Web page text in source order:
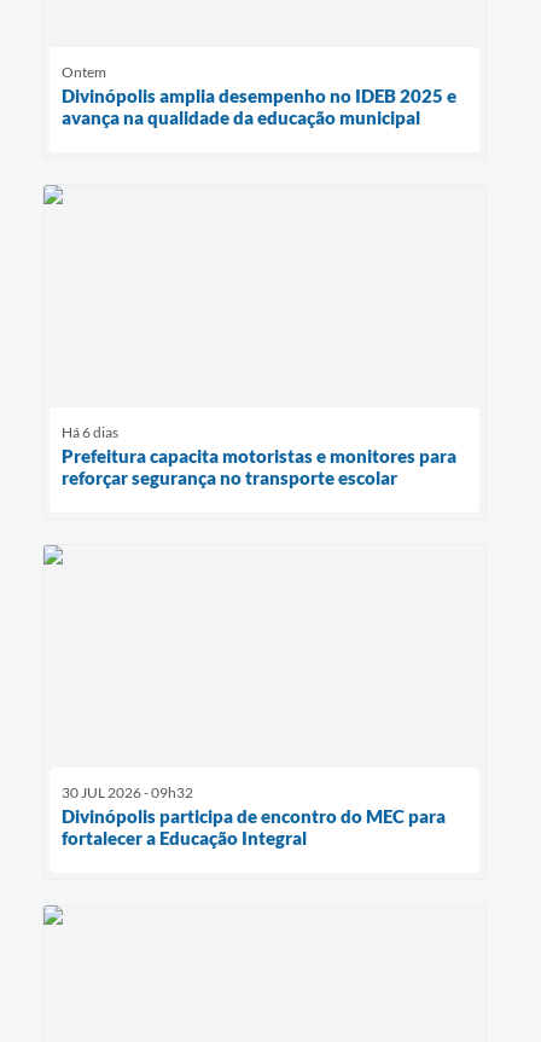
Ontem
Divinópolis amplia desempenho no IDEB 2025 e
avança na qualidade da educação municipal
Há 6 dias
Prefeitura capacita motoristas e monitores para
reforçar segurança no transporte escolar
30 JUL 2026 - 09h32
Divinópolis participa de encontro do MEC para
fortalecer a Educação Integral